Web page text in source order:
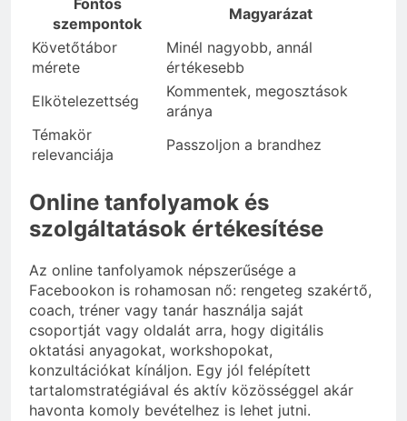
Fontos
szempontok
Magyarázat
Követőtábor
mérete
Minél nagyobb, annál
értékesebb
Elkötelezettség
Kommentek, megosztások
aránya
Témakör
relevanciája
Passzoljon a brandhez
Online tanfolyamok és
szolgáltatások értékesítése
Az online tanfolyamok népszerűsége a
Facebookon is rohamosan nő: rengeteg szakértő,
coach, tréner vagy tanár használja saját
csoportját vagy oldalát arra, hogy digitális
oktatási anyagokat, workshopokat,
konzultációkat kínáljon. Egy jól felépített
tartalomstratégiával és aktív közösséggel akár
havonta komoly bevételhez is lehet jutni.